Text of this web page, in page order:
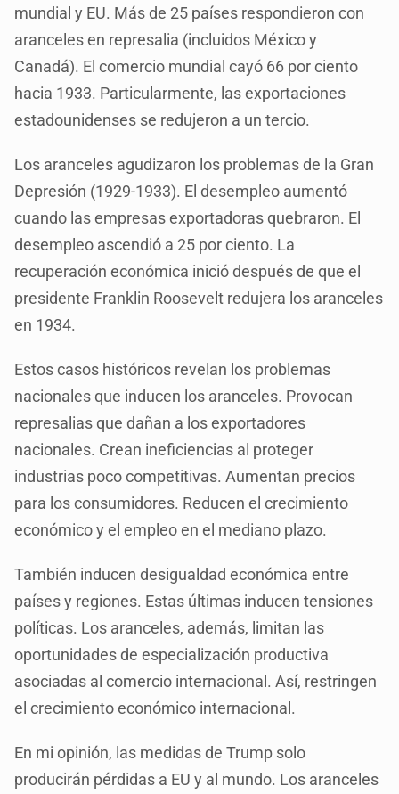
mundial y EU. Más de 25 países respondieron con
aranceles en represalia (incluidos México y
Canadá). El comercio mundial cayó 66 por ciento
hacia 1933. Particularmente, las exportaciones
estadounidenses se redujeron a un tercio.
Los aranceles agudizaron los problemas de la Gran
Depresión (1929-1933). El desempleo aumentó
cuando las empresas exportadoras quebraron. El
desempleo ascendió a 25 por ciento. La
recuperación económica inició después de que el
presidente Franklin Roosevelt redujera los aranceles
en 1934.
Estos casos históricos revelan los problemas
nacionales que inducen los aranceles. Provocan
represalias que dañan a los exportadores
nacionales. Crean ineficiencias al proteger
industrias poco competitivas. Aumentan precios
para los consumidores. Reducen el crecimiento
económico y el empleo en el mediano plazo.
También inducen desigualdad económica entre
países y regiones. Estas últimas inducen tensiones
políticas. Los aranceles, además, limitan las
oportunidades de especialización productiva
asociadas al comercio internacional. Así, restringen
el crecimiento económico internacional.
En mi opinión, las medidas de Trump solo
producirán pérdidas a EU y al mundo. Los aranceles